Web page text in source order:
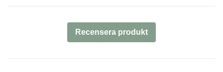
Recensera produkt